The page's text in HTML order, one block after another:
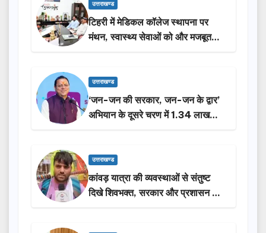
उत्तराखण्ड
टिहरी में मेडिकल कॉलेज स्थापना पर
मंथन, स्वास्थ्य सेवाओं को और मजबूत
करेगी सरकार: मुख्यमंत्री धामी…
उत्तराखण्ड
‘जन-जन की सरकार, जन-जन के द्वार’
अभियान के दूसरे चरण में 1.34 लाख
लोगों की भागीदारी…
उत्तराखण्ड
कांवड़ यात्रा की व्यवस्थाओं से संतुष्ट
दिखे शिवभक्त, सरकार और प्रशासन की
सराहना…